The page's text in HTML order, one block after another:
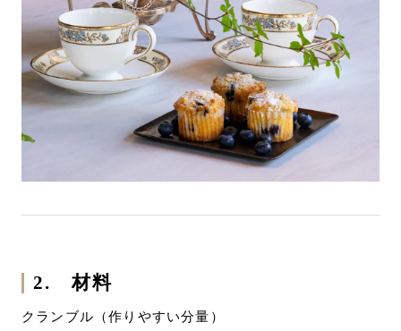
2. 材料
クランブル（作りやすい分量）